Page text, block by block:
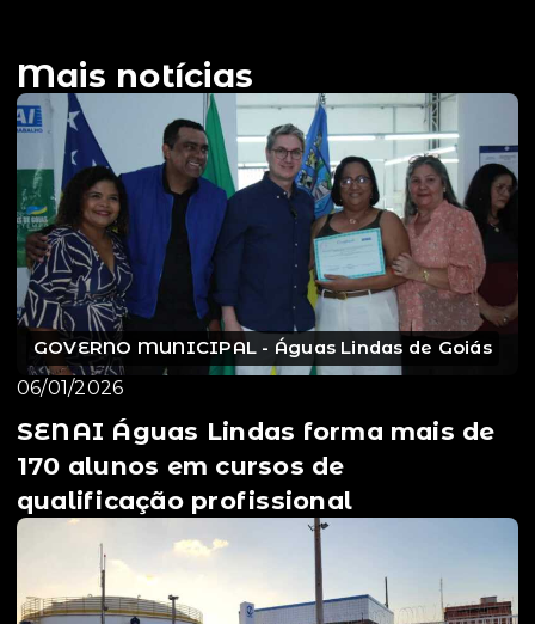
Mais notícias
GOVERNO MUNICIPAL - Águas Lindas de Goiás
06/01/2026
SENAI Águas Lindas forma mais de
170 alunos em cursos de
qualificação profissional